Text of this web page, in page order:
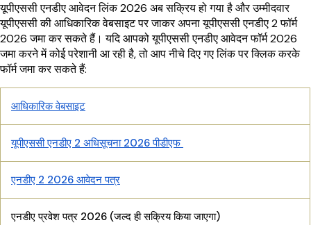
यूपीएससी एनडीए आवेदन लिंक 2026 अब सक्रिय हो गया है और उम्मीदवार
यूपीएससी की आधिकारिक वेबसाइट पर जाकर अपना यूपीएससी एनडीए 2 फॉर्म
2026 जमा कर सकते हैं। यदि आपको यूपीएससी एनडीए आवेदन फॉर्म 2026
जमा करने में कोई परेशानी आ रही है, तो आप नीचे दिए गए लिंक पर क्लिक करके
फॉर्म जमा कर सकते हैं:
आधिकारिक वेबसाइट
यूपीएससी एनडीए 2 अधिसूचना 2026 पीडीएफ
एनडीए 2 2026 आवेदन पत्र
एनडीए प्रवेश पत्र 2026 (जल्द ही सक्रिय किया जाएगा)